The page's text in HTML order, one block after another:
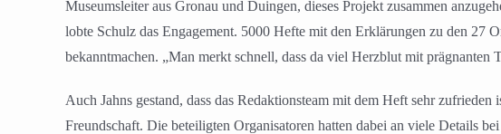
Museumsleiter aus Gronau und Duingen, dieses Projekt zusammen
lobte Schulz das Engagement. 5000 Hefte mit den Erklärungen zu den 27
bekanntmachen. „Man merkt schnell, dass da viel Herzblut mit
Auch Jahns gestand, dass das Redaktionsteam mit dem Heft sehr
Freundschaft. Die beteiligten Organisatoren hatten dabei an viele Details